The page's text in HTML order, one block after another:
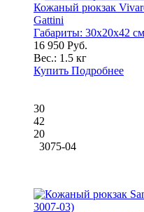
Кожаный рюкзак
Gattini
Габариты: 30x20x42 см
16 950 Руб.
Вес.: 1.5 кг
Купить Подробнее
30
42
20
3075-04